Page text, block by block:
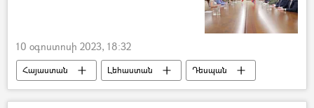
10 օգոստոսի 2023, 18:32
Հայաստան Լեհաստան
Դեսպան
Սուրեն Պապիկյան